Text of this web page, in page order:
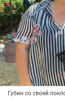
Губин со своей